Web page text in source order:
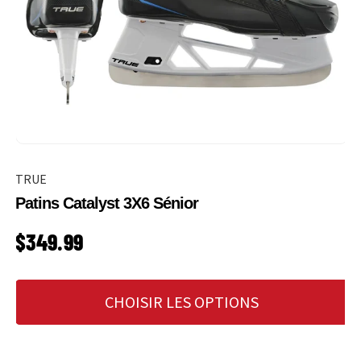
TRUE
Patins Catalyst 3X6 Sénior
PRIX HABITUEL
$349.99
CHOISIR LES OPTIONS